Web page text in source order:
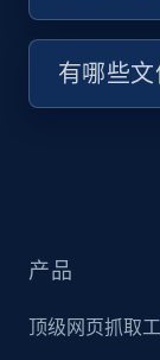
filters
URL, Title,
Youtube -
有哪些文
产品
顶级网页抓取